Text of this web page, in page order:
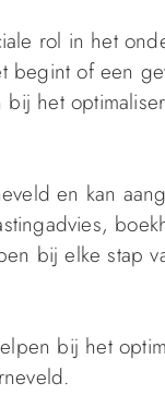
rol in het
begint of een
het
en kan
bij elke stap
bij het